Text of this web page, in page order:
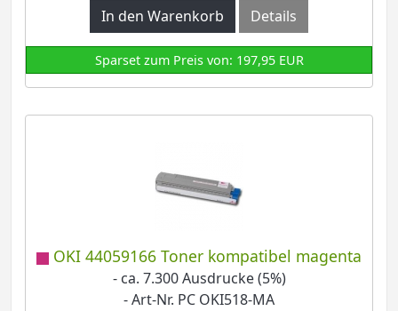
In den Warenkorb
Details
Sparset zum Preis von: 197,95 EUR
OKI 44059166 Toner kompatibel magenta
- ca. 7.300 Ausdrucke (5%)
- Art-Nr. PC OKI518-MA